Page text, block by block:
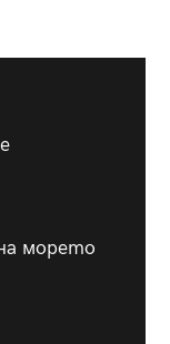
морето